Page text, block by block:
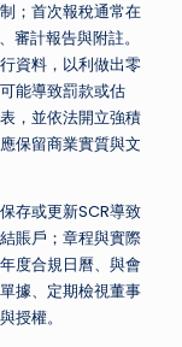
；首次報稅通常在
審計報告與附註。
資料，以利做出零
能導致罰款或估
，並依法開立強積
保留商業實質與文
存或更新SCR導致
賬戶；章程與實際
度合規日曆、與會
據、定期檢視董事
授權。